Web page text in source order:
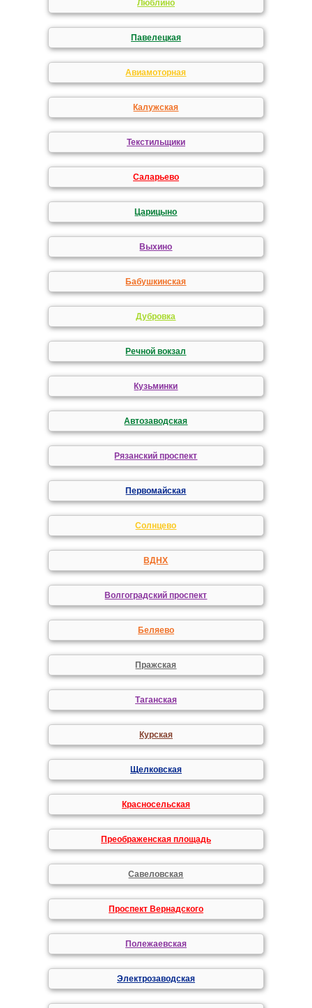
Люблино
Павелецкая
Авиамоторная
Калужская
Текстильщики
Саларьево
Царицыно
Выхино
Бабушкинская
Дубровка
Речной вокзал
Кузьминки
Автозаводская
Рязанский проспект
Первомайская
Солнцево
ВДНХ
Волгоградский проспект
Беляево
Пражская
Таганская
Курская
Щелковская
Красносельская
Преображенская площадь
Савеловская
Проспект Вернадского
Полежаевская
Электрозаводская